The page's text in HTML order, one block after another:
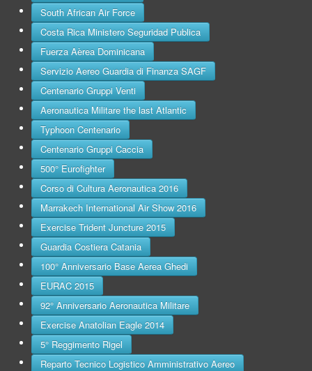
South African Air Force
Costa Rica Ministero Seguridad Publica
Fuerza Aèrea Dominicana
Servizio Aereo Guardia di Finanza SAGF
Centenario Gruppi Venti
Aeronautica Militare the last Atlantic
Typhoon Centenario
Centenario Gruppi Caccia
500° Eurofighter
Corso di Cultura Aeronautica 2016
Marrakech International Air Show 2016
Exercise Trident Juncture 2015
Guardia Costiera Catania
100° Anniversario Base Aerea Ghedi
EURAC 2015
92° Anniversario Aeronautica Militare
Exercise Anatolian Eagle 2014
5° Reggimento Rigel
Reparto Tecnico Logistico Amministrativo Aereo